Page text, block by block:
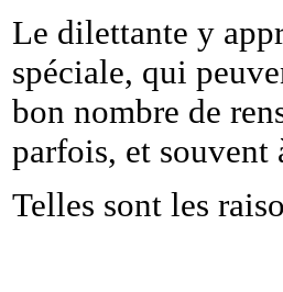
Le dilettante y
spéciale, qui
bon nombre de
parfois, et souvent
Telles sont les